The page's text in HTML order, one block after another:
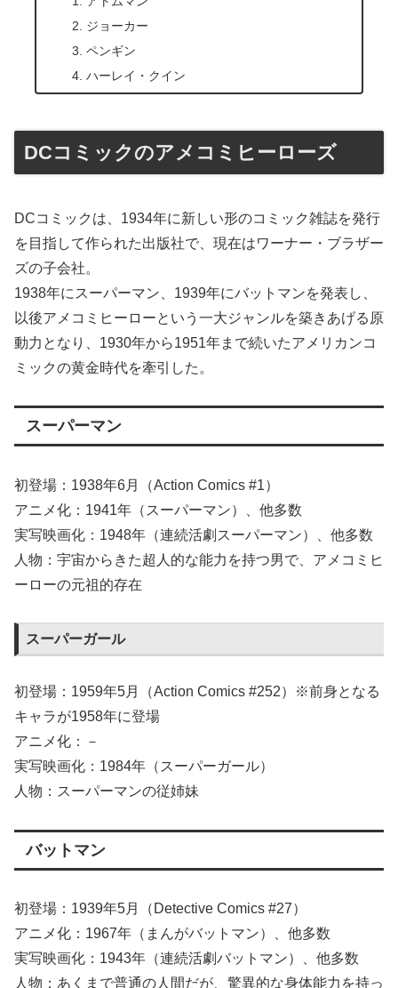
ジョーカー
ペンギン
ハーレイ・クイン
DCコミックのアメコミヒーローズ
DCコミックは、1934年に新しい形のコミック雑誌を発行
を目指して作られた出版社で、現在はワーナー・ブラザー
ズの子会社。
1938年にスーパーマン、1939年にバットマンを発表し、
以後アメコミヒーローという一大ジャンルを築きあげる原
動力となり、1930年から1951年まで続いたアメリカンコ
ミックの黄金時代を牽引した。
スーパーマン
初登場：1938年6月（Action Comics #1）
アニメ化：1941年（スーパーマン）、他多数
実写映画化：1948年（連続活劇スーパーマン）、他多数
人物：宇宙からきた超人的な能力を持つ男で、アメコミヒ
ーローの元祖的存在
スーパーガール
初登場：1959年5月（Action Comics #252）※前身となる
キャラが1958年に登場
アニメ化：－
実写映画化：1984年（スーパーガール）
人物：スーパーマンの従姉妹
バットマン
初登場：1939年5月（Detective Comics #27）
アニメ化：1967年（まんがバットマン）、他多数
実写映画化：1943年（連続活劇バットマン）、他多数
人物：あくまで普通の人間だが、驚異的な身体能力を持っ